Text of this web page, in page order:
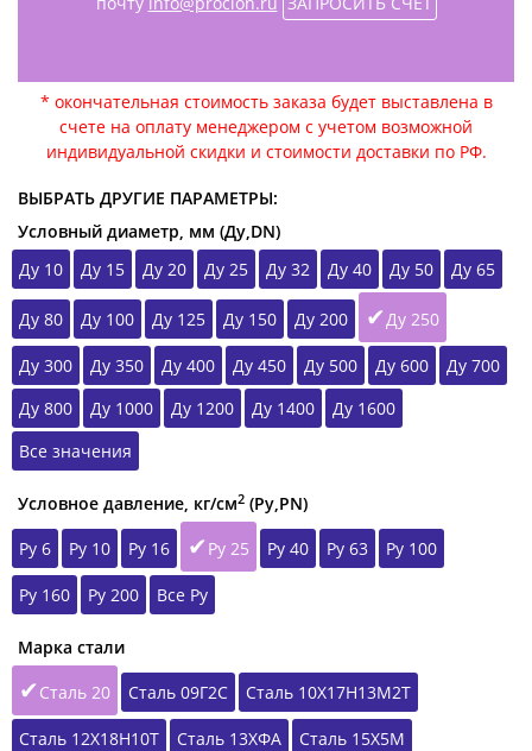
* окончательная стоимость заказа будет выставлена в
счете на оплату менеджером с учетом возможной
индивидуальной скидки и стоимости доставки по РФ.
ВЫБРАТЬ ДРУГИЕ ПАРАМЕТРЫ:
Условный диаметр, мм (Ду,DN)
Ду 10
Ду 15 Ду 20 Ду 25 Ду 32 Ду 40 Ду 50 Ду 65
Ду 80 Ду 100 Ду 125 Ду 150 Ду 200 Ду 250
Ду 300 Ду 350 Ду 400 Ду 450 Ду 500 Ду 600
Ду 700
Ду 800
Ду 1000 Ду 1200 Ду 1400
Ду 1600
Все значения
Условное давление, кг/см2 (Ру,РN)
Ру 6
Ру 10 Ру 16 Ру 25 Ру 40 Ру 63 Ру 100
Ру 160 Ру 200 Все Ру
Марка стали
Сталь 20
Сталь 09Г2С Сталь 10Х17Н13М2Т
Сталь 12Х18Н10Т Сталь 13ХФА
Сталь 15Х5М